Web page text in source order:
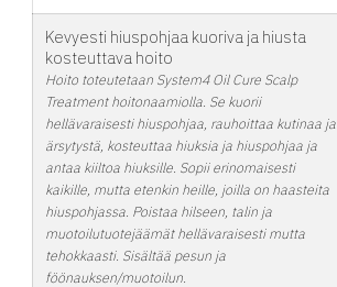
Kevyesti hiuspohjaa kuoriva ja hiusta
kosteuttava hoito
Hoito toteutetaan System4 Oil Cure Scalp
Treatment hoitonaamiolla. Se kuorii
hellävaraisesti hiuspohjaa, rauhoittaa kutinaa ja
ärsytystä, kosteuttaa hiuksia ja hiuspohjaa ja
antaa kiiltoa hiuksille. Sopii erinomaisesti
kaikille, mutta etenkin heille, joilla on haasteita
hiuspohjassa. Poistaa hilseen, talin ja
muotoilutuotejäämät hellävaraisesti mutta
tehokkaasti. Sisältää pesun ja
föönauksen/muotoilun.